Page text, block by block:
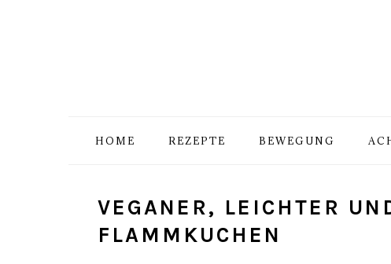
HOME REZEPTE BEWEGUNG
VEGANER, LEICHTER
FLAMMKUCHEN